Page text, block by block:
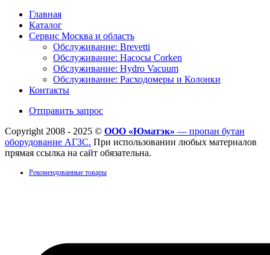
Главная
Каталог
Сервис Москва и область
Обслуживание: Brevetti
Обслуживание: Насосы Corken
Обслуживание: Hydro Vacuum
Обслуживание: Расходомеры и Колонки
Контакты
Отправить запрос
Copyright 2008 - 2025 © ООО «Юматэк» — пропан бутан
оборудование АГЗС. При использовании любых материалов
прямая ссылка на сайт обязательна.
Рекомендованные товары